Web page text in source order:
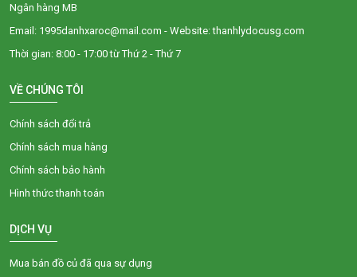
Ngân hàng MB
Email: 1995danhxaroc@mail.com - Website: thanhlydocusg.com
Thời gian: 8:00 - 17:00 từ Thứ 2 - Thứ 7
VỀ CHÚNG TÔI
Chính sách đổi trả
Chính sách mua hàng
Chính sách bảo hành
Hình thức thanh toán
DỊCH VỤ
Mua bán đồ củ đã qua sự dụng